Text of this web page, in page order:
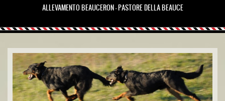
ALLEVAMENTO BEAUCERON - PASTORE DELLA BEAUCE